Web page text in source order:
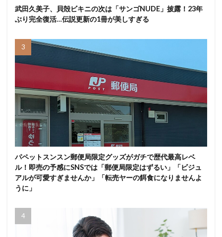
武田久美子、貝殻ビキニの次は「サンゴNUDE」披露！23年
ぶり完全復活…伝説更新の1冊が美しすぎる
パペットスンスン郵便局限定グッズがガチで歴代最高レベ
ル！即売の予感にSNSでは「郵便局限定はずるい」「ビジュ
アルが可愛すぎませんか」「転売ヤーの餌食になりませんよ
うに」